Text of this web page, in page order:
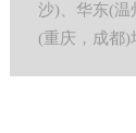
沙)、华东(温
(重庆，成都)